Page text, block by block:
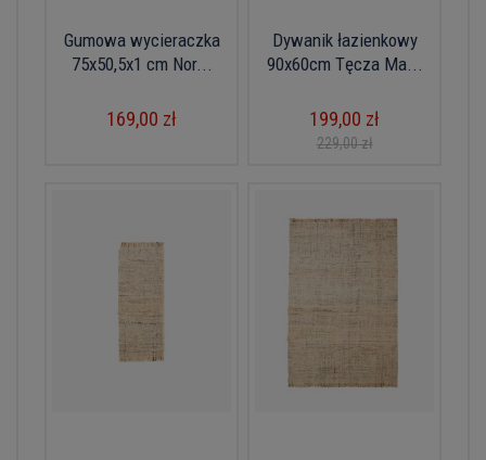
Gumowa wycieraczka
75x50,5x1 cm Nor...
169,00 zł
Dywanik łazienkowy
90x60cm Tęcza Ma...
199,00 zł
229,00 zł